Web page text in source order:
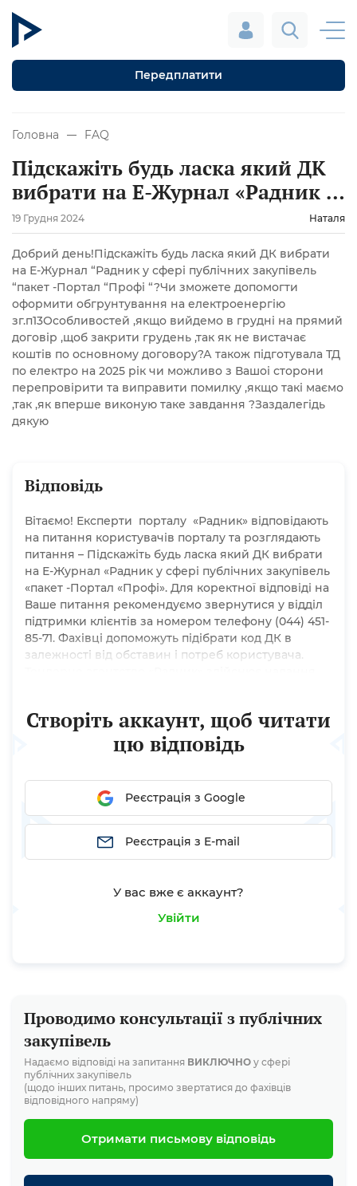
Передплатити
Головна FAQ
Підскажіть будь ласка який ДК
вибрати на Е-Журнал «Радник у
сфері публічних закупівель
«пакет -Портал «Профі»
19 Грудня 2024 Наталя
Добрий день!Підскажіть будь ласка який ДК вибрати
на Е-Журнал “Радник у сфері публічних закупівель
“пакет -Портал “Профі “?Чи зможете допомогти
оформити обгрунтування на електроенергію
зг.п13Особливостей ,якщо вийдемо в грудні на прямий
договір ,щоб закрити грудень ,так як не вистачає
коштів по основному договору?А також підготувала ТД
по електро на 2025 рік чи можливо з Вашоі сторони
перепровірити та виправити помилку ,якщо такі маємо
,так ,як вперше виконую таке завдання ?Заздалегідь
дякую
Відповідь
Вітаємо! Експерти порталу «Радник» відповідають
на питання користувачів порталу та розглядають
питання – Підскажіть будь ласка який ДК вибрати
на Е-Журнал «Радник у сфері публічних закупівель
«пакет -Портал «Профі». Для коректної відповіді на
Ваше питання рекомендуємо звернутися у відділ
підтримки клієнтів за номером телефону (044) 451-
85-71. Фахівці допоможуть підібрати код ДК в
залежності від обставин і потреб користувача.
агентства – провідні фахівці...
Створіть аккаунт, щоб читати
цю відповідь
Реєстрація з Google
Реєстрація з E-mail
У вас вже є аккаунт?
Увійти
Проводимо консультації з публічних
закупівель
Надаємо відповіді на запитання ВИКЛЮЧНО у сфері
публічних закупівель
(щодо інших питань, просимо звертатися до фахівців
відповідного напряму)
Отримати письмову відповідь